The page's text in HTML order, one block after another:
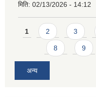
मिति: 02/13/2026 - 14:12
Pages
1 2 3
8 9
अन्य